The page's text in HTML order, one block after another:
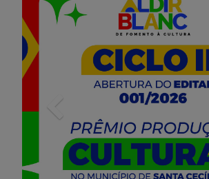
Previous